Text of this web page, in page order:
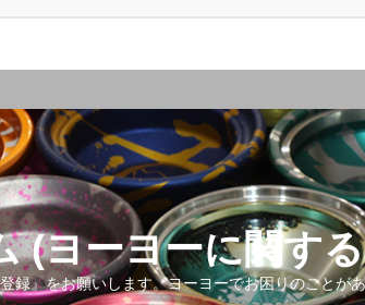
(ヨーヨーに関す
録』をお願いします。ヨーヨーでお困りのことが